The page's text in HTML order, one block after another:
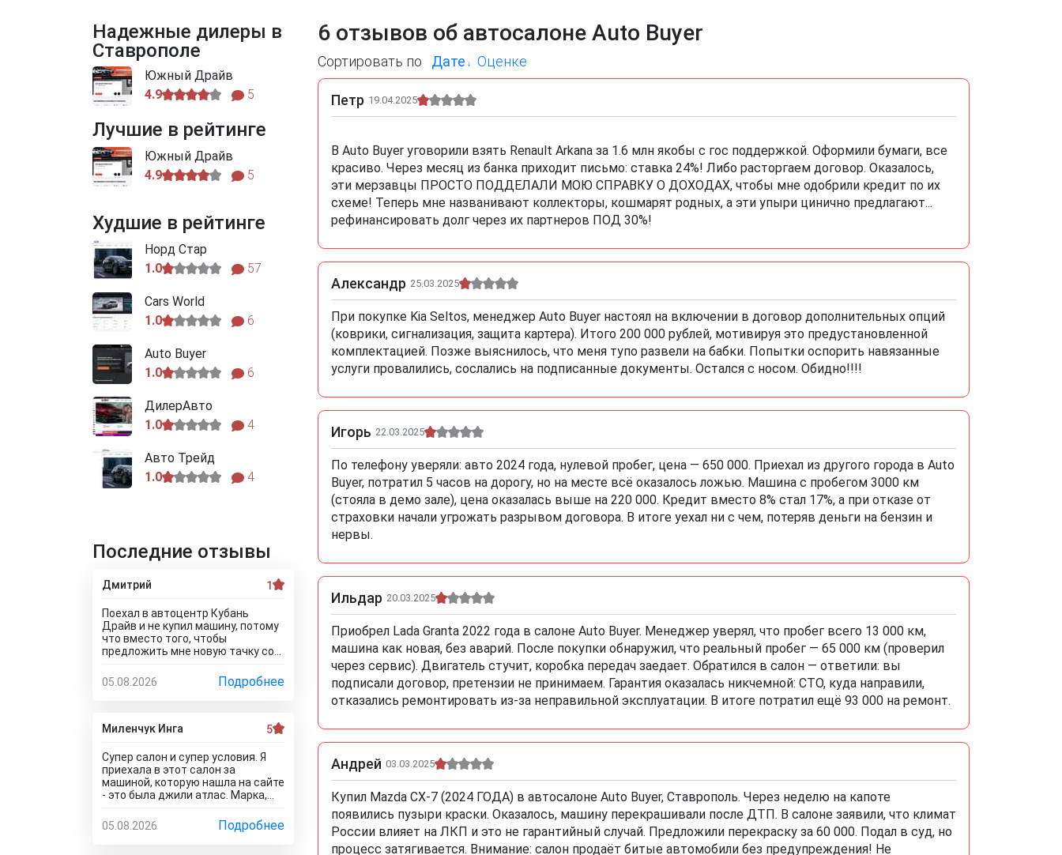
6 отзывов об автосалоне Auto Buyer
Сортировать по Дате Оценке
Петр 19.04.2025
В Auto Buyer уговорили взять Renault Arkana за 1.6 млн якобы с гос поддержкой. Оформили бумаги, все
красиво. Через месяц из банка приходит письмо: ставка 24%! Либо расторгаем договор. Оказалось,
эти мерзавцы ПРОСТО ПОДДЕЛАЛИ МОЮ СПРАВКУ О ДОХОДАХ, чтобы мне одобрили кредит по их
схеме! Теперь мне названивают коллекторы, кошмарят родных, а эти упыри цинично предлагают...
рефинансировать долг через их партнеров ПОД 30%!
Александр 25.03.2025
При покупке Kia Seltos, менеджер Auto Buyer настоял на включении в договор дополнительных опций
(коврики, сигнализация, защита картера). Итого 200 000 рублей, мотивируя это предустановленной
комплектацией. Позже выяснилось, что меня тупо развели на бабки. Попытки оспорить навязанные
услуги провалились, сослались на подписанные документы. Остался с носом. Обидно!!!!
Игорь 22.03.2025
По телефону уверяли: авто 2024 года, нулевой пробег, цена — 650 000. Приехал из другого города в Auto
Buyer, потратил 5 часов на дорогу, но на месте всё оказалось ложью. Машина с пробегом 3000 км
(стояла в демо зале), цена оказалась выше на 220 000. Кредит вместо 8% стал 17%, а при отказе от
страховки начали угрожать разрывом договора. В итоге уехал ни с чем, потеряв деньги на бензин и
нервы.
Ильдар 20.03.2025
Приобрел Lada Granta 2022 года в салоне Auto Buyer. Менеджер уверял, что пробег всего 13 000 км,
машина как новая, без аварий. После покупки обнаружил, что реальный пробег — 65 000 км (проверил
через сервис). Двигатель стучит, коробка передач заедает. Обратился в салон — ответили: вы
подписали договор, претензии не принимаем. Гарантия оказалась никчемной: СТО, куда направили,
отказались ремонтировать из-за неправильной эксплуатации. В итоге потратил ещё 93 000 на ремонт.
Андрей 03.03.2025
Купил Mazda CX-7 (2024 ГОДА) в автосалоне Auto Buyer, Ставрополь. Через неделю на капоте
появились пузыри краски. Оказалось, машину перекрашивали после ДТП. В салоне заявили, что климат
России влияет на ЛКП и это не гарантийный случай. Предложили перекраску за 60 000. Подал в суд, но
процесс затягивается. Внимание: салон продаёт битые автомобили без предупреждения! Не
Надежные дилеры в
Ставрополе
Южный Драйв
4.9
5
Лучшие в рейтинге
Южный Драйв
4.9
5
Худшие в рейтинге
Норд Стар
1.0
57
Cars World
1.0
6
Auto Buyer
1.0
6
ДилерАвто
1.0
4
Авто Трейд
1.0
4
Последние отзывы
Дмитрий 1
Поехал в автоцентр Кубань
Драйв и не купил машину, потому
что вместо того, чтобы
предложить мне новую тачку со
мне после тестирования и и к
тому же в битом состоянии!!! Без
всего скажет, что эти машины
время, обратитесь к
официальному дилеру и рекламе
в интернете не верьте, а то как я
прокатитесь туда сюда зря.. а
стоило всего лишь про автосалон
чтоб понять что с этим
05.08.2026 Подробнее
Миленчук Инга 5
Супер салон и супер условия. Я
приехала в этот салон за
машиной, которую нашла на сайте
- это была джили атлас. Марка,
такие, как мне надо. Думала, что
не окажется ее в наличии, так как
05.08.2026 Подробнее